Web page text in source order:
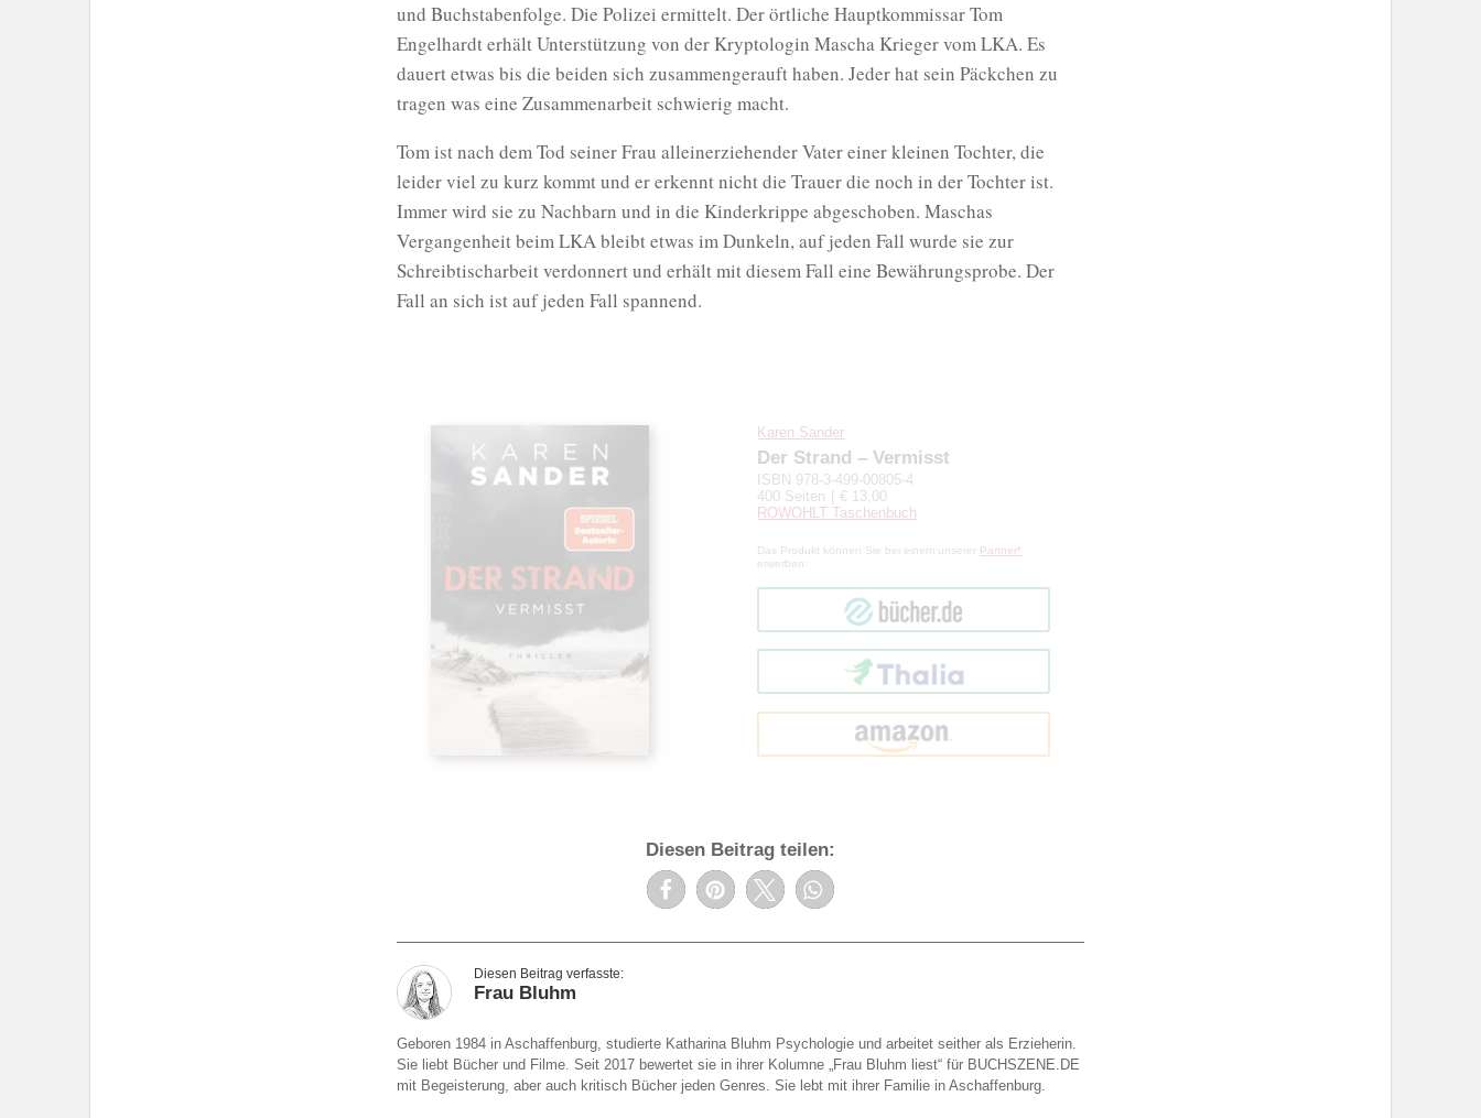
und Buchstabenfolge. Die Polizei ermittelt. Der örtliche Hauptkommissar Tom
Engelhardt erhält Unterstützung von der Kryptologin Mascha Krieger vom LKA. Es
dauert etwas bis die beiden sich zusammengerauft haben. Jeder hat sein Päckchen zu
tragen was eine Zusammenarbeit schwierig macht.
Tom ist nach dem Tod seiner Frau alleinerziehender Vater einer kleinen Tochter, die
leider viel zu kurz kommt und er erkennt nicht die Trauer die noch in der Tochter ist.
Immer wird sie zu Nachbarn und in die Kinderkrippe abgeschoben. Maschas
Vergangenheit beim LKA bleibt etwas im Dunkeln, auf jeden Fall wurde sie zur
Schreibtischarbeit verdonnert und erhält mit diesem Fall eine Bewährungsprobe. Der
Fall an sich ist auf jeden Fall spannend.
Karen Sander
Der Strand – Vermisst
ISBN 978-3-499-00805-4
400 Seiten
€ 13,00
ROWOHLT Taschenbuch
Das Produkt können Sie bei einem unserer Partner*
erwerben:
bücher.de
Thalia
amazon
Diesen Beitrag teilen:
Frau Bluhm
Geboren 1984 in Aschaffenburg, studierte Katharina Bluhm Psychologie und arbeitet seither als Erzieherin.
Sie liebt Bücher und Filme. Seit 2017 bewertet sie in ihrer Kolumne „Frau Bluhm liest“ für BUCHSZENE.DE
mit Begeisterung, aber auch kritisch Bücher jeden Genres. Sie lebt mit ihrer Familie in Aschaffenburg.